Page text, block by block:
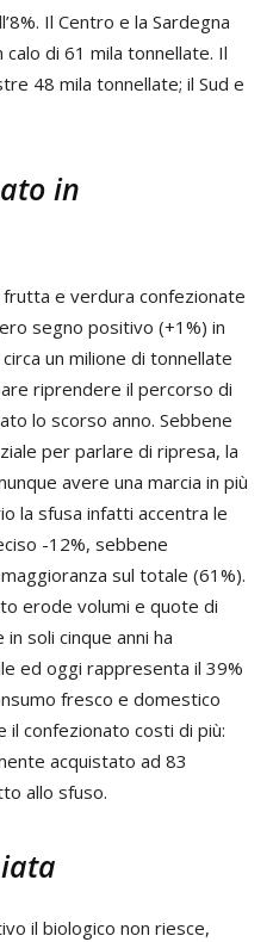
Il Centro e la Sardegna
di 61 mila tonnellate. Il
48 mila tonnellate; il Sud e
in
e verdura confezionate
segno positivo (+1%) in
un milione di tonnellate
riprendere il percorso di
lo scorso anno. Sebbene
per parlare di ripresa, la
avere una marcia in più
la sfusa infatti accentra le
-12%, sebbene
sul totale (61%).
erode volumi e quote di
soli cinque anni ha
ed oggi rappresenta il 39%
fresco e domestico
il confezionato costi di più:
acquistato ad 83
allo sfuso.
il biologico non riesce,